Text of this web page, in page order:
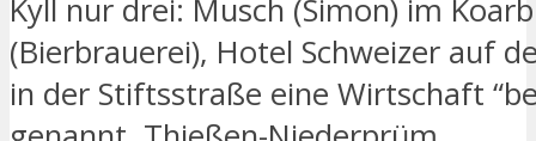
Kyll nur drei: Musch (Simon) im
(Bierbrauerei), Hotel Schweizer auf
in der Stiftsstraße eine Wirtschaft